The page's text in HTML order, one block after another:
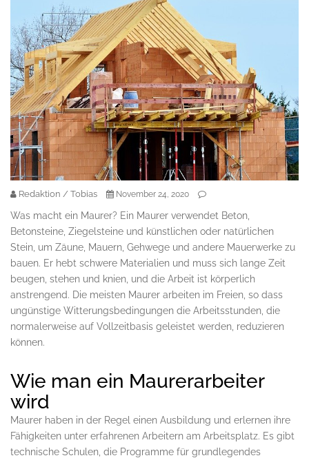
Redaktion / Tobias November 24, 2020
Was macht ein Maurer? Ein Maurer verwendet Beton,
Betonsteine, Ziegelsteine und künstlichen oder natürlichen
Stein, um Zäune, Mauern, Gehwege und andere Mauerwerke zu
bauen. Er hebt schwere Materialien und muss sich lange Zeit
beugen, stehen und knien, und die Arbeit ist körperlich
anstrengend. Die meisten Maurer arbeiten im Freien, so dass
ungünstige Witterungsbedingungen die Arbeitsstunden, die
normalerweise auf Vollzeitbasis geleistet werden, reduzieren
können.
Wie man ein Maurerarbeiter
wird
Maurer haben in der Regel einen Ausbildung und erlernen ihre
Fähigkeiten unter erfahrenen Arbeitern am Arbeitsplatz. Es gibt
technische Schulen, die Programme für grundlegendes